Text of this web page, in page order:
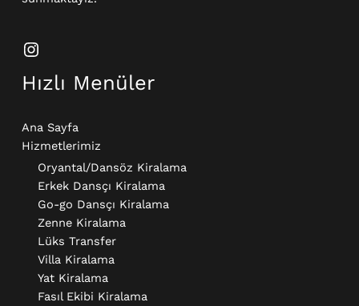
Hızlı Menüler
Ana Sayfa
Hizmetlerimiz
Oryantal/Dansöz Kiralama
Erkek Dansçı Kiralama​
Go-go Dansçı Kiralama​
Zenne Kiralama
Lüks Transfer
Villa Kiralama
Yat Kiralama
Fasıl Ekibi Kiralama